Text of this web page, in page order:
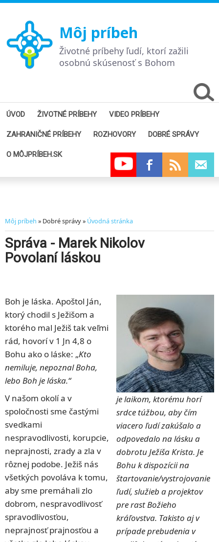
Môj príbeh
Životné príbehy ľudí, ktorí zažili
osobnú skúsenosť s Bohom
ÚVOD ŽIVOTNÉ PRÍBEHY VIDEO PRÍBEHY
ZAHRANIČNÉ PRÍBEHY ROZHOVORY DOBRÉ SPRÁVY
O MÔJPRÍBEH.SK
Môj príbeh » Dobré správy » Úvodná stránka
Správa - Marek Nikolov
Povolaní láskou
je laikom, ktorému horí
srdce túžbou, aby čím
viacero ľudí zakúšalo a
odpovedalo na lásku a
dobrotu Ježiša Krista. Je
Bohu k dispozícii na
štartovanie/vystrojovanie
ľudí, služieb a projektov
pre rast Božieho
kráľovstva. Takisto aj v
prípade prebudenia v
Boh je láska. Apoštol Ján,
ktorý chodil s Ježišom a
ktorého mal Ježiš tak veľmi
rád, hovorí v 1 Jn 4,8 o
Bohu ako o láske: „Kto
nemiluje, nepoznal Boha,
lebo Boh je láska.“
V našom okolí a v
spoločnosti sme častými
svedkami
nespravodlivosti, korupcie,
neprajnosti, zrady a zla v
rôznej podobe. Ježiš nás
všetkých povoláva k tomu,
aby sme premáhali zlo
dobrom, nespravodlivosť
spravodlivosťou,
neprajnosť prajnosťou a